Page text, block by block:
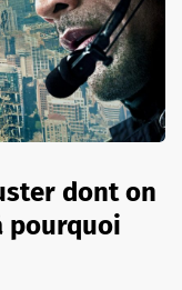
dont on
pourquoi